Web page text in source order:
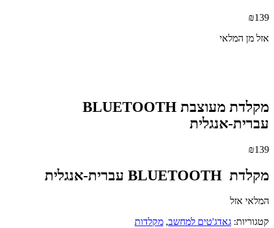
₪139
אזל מן המלאי
מקלדת מעוצבת BLUETOOTH
עברית-אנגלית
₪139
מקלדת BLUETOOTH עברית-אנגלית
המלאי אזל
קטגוריות: גאדג'טים למחשב, מקלדות